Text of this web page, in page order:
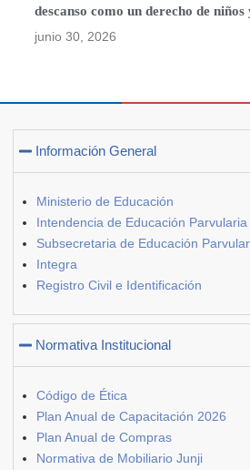
descanso como un derecho de niños
junio 30, 2026
Información General
Ministerio de Educación
Intendencia de Educación Parvularia
Subsecretaria de Educación
Integra
Registro Civil e Identificación
Normativa Institucional
Código de Ética
Plan Anual de Capacitación 2026
Plan Anual de Compras
Normativa de Mobiliario Junji